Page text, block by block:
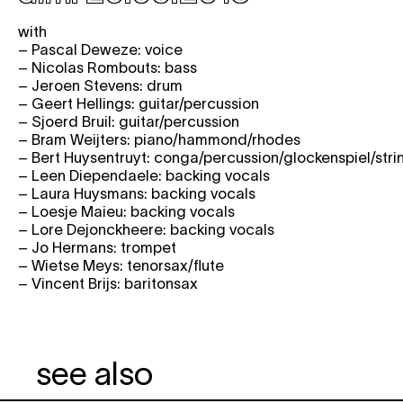
with
– Pascal Deweze: voice
– Nicolas Rombouts: bass
– Jeroen Stevens: drum
– Geert Hellings: guitar/percussion
– Sjoerd Bruil: guitar/percussion
– Bram Weijters: piano/hammond/rhodes
– Bert Huysentruyt: conga/percussion/glockenspiel/
– Leen Diependaele: backing vocals
– Laura Huysmans: backing vocals
– Loesje Maieu: backing vocals
– Lore Dejonckheere: backing vocals
– Jo Hermans: trompet
– Wietse Meys: tenorsax/flute
– Vincent Brijs: baritonsax
see also